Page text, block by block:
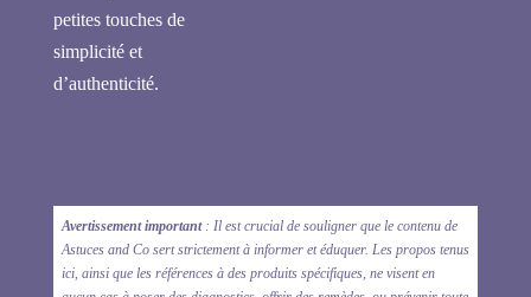
petites touches de
simplicité et
d’authenticité.
Avertissement important : Il est crucial de souligner que le contenu de
Astuces and Co sert strictement à informer et éduquer. Les propos tenus
ici, ainsi que les références à des produits spécifiques, ne visent en